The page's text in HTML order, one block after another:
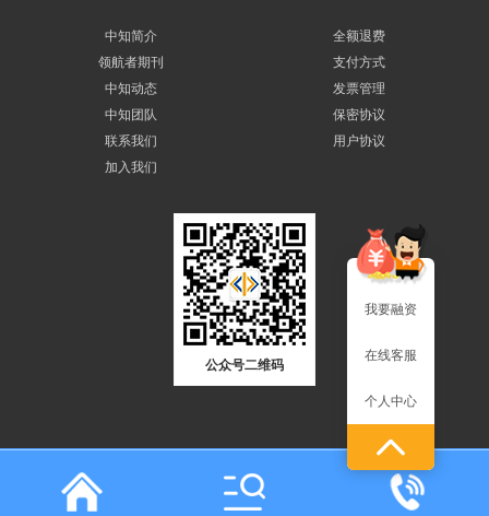
中知简介
领航者期刊
中知动态
中知团队
联系我们
加入我们
全额退费
支付方式
发票管理
保密协议
用户协议
公众号二维码
国家知识产权局
我要融资
在线客服
个人中心